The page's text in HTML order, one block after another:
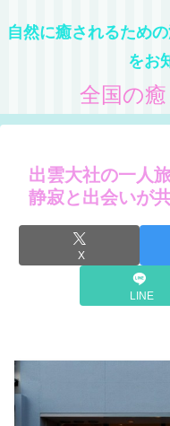
自然に癒されるため
をお
全国の
出雲大社の一人
静寂と出会いが
X
LINE